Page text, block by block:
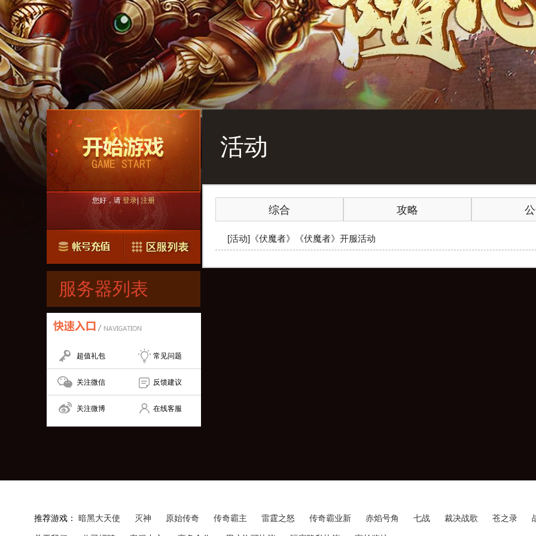
您好，请登录 |注册
服务器列表
超值礼包 常见问题
关注微信 反馈建议
关注微博 在线客服
活动
综合 攻略
[活动]《伏魔者》《伏魔者》开服活动
推荐游戏： 暗黑大天使 灭神 原始传奇 传奇霸主 雷霆之怒 传奇霸业新 赤焰号角 七战 裁决战歌 苍之录